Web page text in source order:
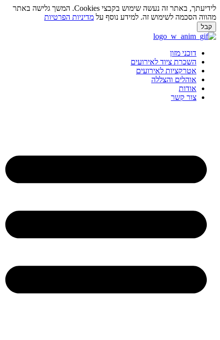
לידיעתך, באתר זה נעשה שימוש בקבצי Cookies. המשך גלישה באתר
הסכמה לשימוש זה. למידע נוסף עלמדיניות הפרטיות
קבל
דוכני מזון
השכרת ציוד לאירועים
אטרקציות לאירועים
אוהלים והצללה
אודות
צור קשר